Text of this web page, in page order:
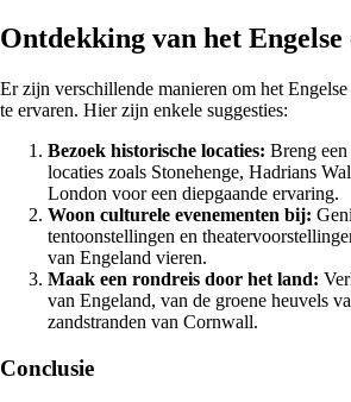
Ontdekking van het Engelse
Er zijn verschillende manieren om het
te ervaren. Hier zijn enkele suggesties:
Bezoek historische locaties: Breng
locaties zoals Stonehenge, Hadrians
London voor een diepgaande ervaring.
Woon culturele evenementen bij:
tentoonstellingen en
van Engeland vieren.
Maak een rondreis door het land:
van Engeland, van de groene heuvels
zandstranden van Cornwall.
Conclusie